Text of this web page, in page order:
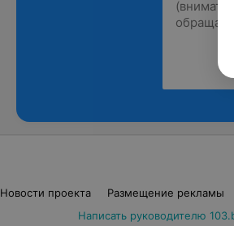
Новости проекта Размещение рекламы
Написать руководителю